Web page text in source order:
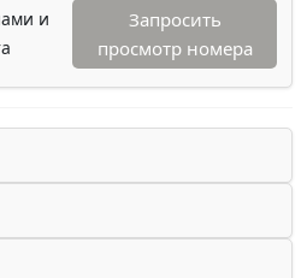
и
Запросить
просмотр номера